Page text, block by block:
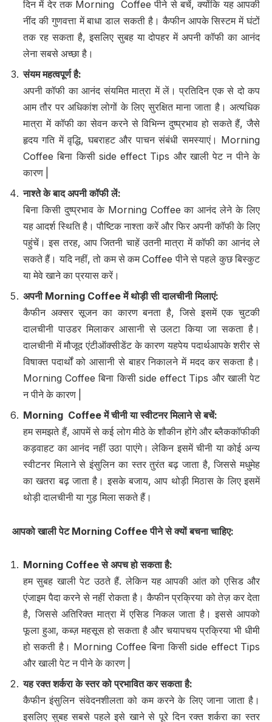
दिन में देर तक Morning Coffee पीने से बचें, क्योंकि यह आपकी
नींद की गुणवत्ता में बाधा डाल सकती है। कैफीन आपके सिस्टम में घंटों
तक रह सकता है, इसलिए सुबह या दोपहर में अपनी कॉफी का आनंद
लेना सबसे अच्छा है।
संयम महत्वपूर्ण है:
अपनी कॉफी का आनंद संयमित मात्रा में लें। प्रतिदिन एक से दो कप
आम तौर पर अधिकांश लोगों के लिए सुरक्षित माना जाता है। अत्यधिक
मात्रा में कॉफी का सेवन करने से विभिन्न दुष्प्रभाव हो सकते हैं, जैसे
हृदय गति में वृद्धि, घबराहट और पाचन संबंधी समस्याएं। Morning
Coffee बिना किसी side effect Tips और खाली पेट न पीने के
कारण |
नाश्ते के बाद अपनी कॉफी लें:
बिना किसी दुष्प्रभाव के Morning Coffee का आनंद लेने के लिए
यह आदर्श स्थिति है। पौष्टिक नाश्ता करें और फिर अपनी कॉफी के लिए
पहुंचें। इस तरह, आप जितनी चाहें उतनी मात्रा में कॉफी का आनंद ले
सकते हैं। यदि नहीं, तो कम से कम Coffee पीने से पहले कुछ बिस्कुट
या मेवे खाने का प्रयास करें।
अपनी Morning Coffeeमें थोड़ी सी दालचीनी मिलाएं:
कैफीन अक्सर सूजन का कारण बनता है, जिसे इसमें एक चुटकी
दालचीनी पाउडर मिलाकर आसानी से उलटा किया जा सकता है।
दालचीनी में मौजूद एंटीऑक्सीडेंट के कारण यहपेय पदार्थआपके शरीर से
विषाक्त पदार्थों को आसानी से बाहर निकालने में मदद कर सकता है।
Morning Coffee बिना किसी side effect Tips और खाली पेट
न पीने के कारण |
Morning Coffeeमें चीनी या स्वीटनर मिलाने से बचें:
हम समझते हैं, आपमें से कई लोग मीठे के शौकीन होंगे और ब्लैककॉफीकी
कड़वाहट का आनंद नहीं उठा पाएंगे। लेकिन इसमें चीनी या कोई अन्य
स्वीटनर मिलाने से इंसुलिन का स्तर तुरंत बढ़ जाता है, जिससे मधुमेह
का खतरा बढ़ जाता है। इसके बजाय, आप थोड़ी मिठास के लिए इसमें
थोड़ी दालचीनी या गुड़ मिला सकते हैं।
आपको खाली पेट Morning Coffeeपीने से क्यों बचना चाहिए:
Morning Coffeeसे अपच हो सकता है:
हम सुबह खाली पेट उठते हैं. लेकिन यह आपकी आंत को एसिड और
एंजाइम पैदा करने से नहीं रोकता है। कैफीन प्रक्रिया को तेज़ कर देता
है, जिससे अतिरिक्त मात्रा में एसिड निकल जाता है। इससे आपको
फूला हुआ, कब्ज़ महसूस हो सकता है और चयापचय प्रक्रिया भी धीमी
हो सकती है। Morning Coffee बिना किसी side effect Tips
और खाली पेट न पीने के कारण |
यह रक्त शर्करा के स्तर को प्रभावित कर सकता है:
कैफीन इंसुलिन संवेदनशीलता को कम करने के लिए जाना जाता है।
इसलिए सुबह सबसे पहले इसे खाने से पूरे दिन रक्त शर्करा का स्तर